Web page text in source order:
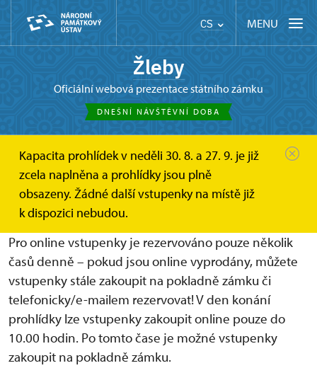
CS MENU
Žleby
oficiální webová prezentace státního zámku
DNEŠNÍ NÁVŠTĚVNÍ DOBA
Kapacita prohlídek v neděli 30. 8. a 27. 9. je již
zcela naplněna a prohlídky jsou plně
obsazeny. Žádné další vstupenky na místě již
k dispozici nebudou.
Žleby
Online vstupenky a dárkové poukazy
Online vstupenky
Online vstupenky
Pro online vstupenky je rezervováno pouze několik
časů denně – pokud jsou online vyprodány, můžete
vstupenky stále zakoupit na pokladně zámku či
telefonicky/e-mailem rezervovat! V den konání
prohlídky lze vstupenky zakoupit online pouze do
10.00 hodin. Po tomto čase je možné vstupenky
zakoupit na pokladně zámku.